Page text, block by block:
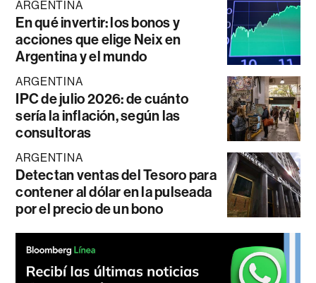
ARGENTINA
En qué invertir: los bonos y
acciones que elige Neix en
Argentina y el mundo
ARGENTINA
IPC de julio 2026: de cuánto
sería la inflación, según las
consultoras
ARGENTINA
Detectan ventas del Tesoro para
contener al dólar en la pulseada
por el precio de un bono